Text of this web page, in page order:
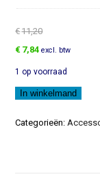
€11,20
Oorspronkelijke
was:
€11,20.
€ 7,84Huidige
is:
€7,84.
excl. btw
1 op voorraad
Luidsprekerrooster
aantal
In winkelmand
Categorieën: